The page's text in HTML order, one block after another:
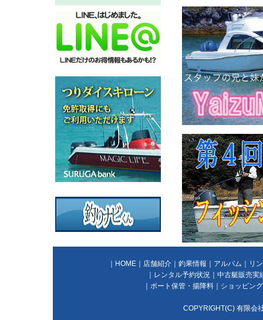
HOME 店舗紹介 釣果情報 アルバム
リ
レンタル予約状況
中古艇販売実
ボート保管・揚降料 ショッピング
COPYRIGHT(C) 有限会